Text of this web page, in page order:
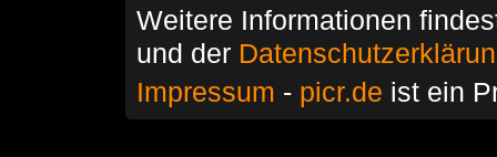
Weitere Informationen
und der
Impressum - picr.de ist ein